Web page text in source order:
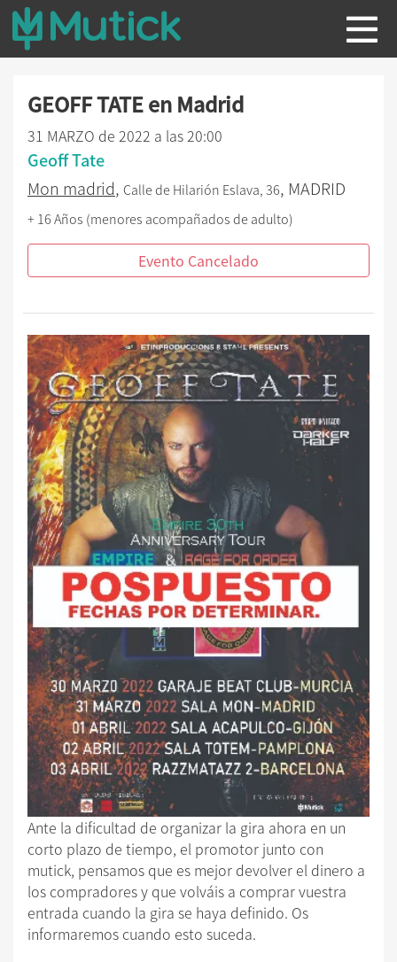
GEOFF TATE en Madrid
31 MARZO de 2022 a las 20:00
Geoff Tate
Mon madrid, Calle de Hilarión Eslava, 36, MADRID
+ 16 Años (menores acompañados de adulto)
Evento Cancelado
Ante la dificultad de organizar la gira ahora en un
corto plazo de tiempo, el promotor junto con
mutick, pensamos que es mejor devolver el dinero a
los compradores y que volváis a comprar vuestra
entrada cuando la gira se haya definido. Os
informaremos cuando esto suceda.